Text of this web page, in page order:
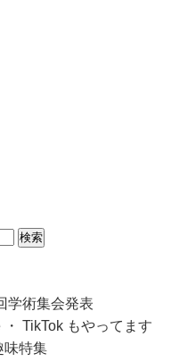
学術集会発表
TikTok もやってます
味特集